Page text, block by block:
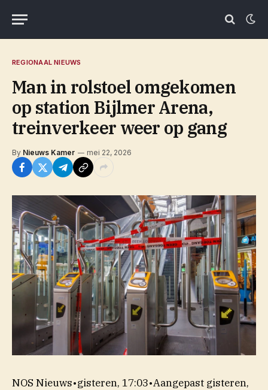
REGIONAAL NIEUWS
Man in rolstoel omgekomen
op station Bijlmer Arena,
treinverkeer weer op gang
By Nieuws Kamer mei 22, 2026
NOS Nieuws•gisteren, 17:03•Aangepast gisteren,